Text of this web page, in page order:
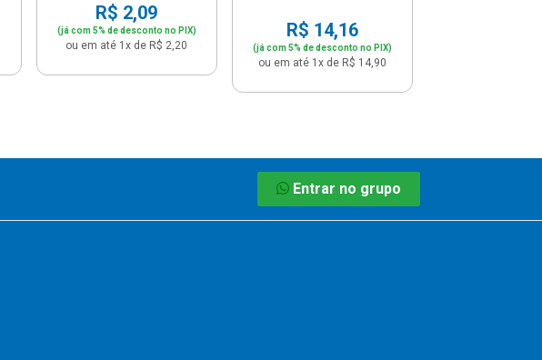
R$ 2,09
(já com 5% de desconto no PIX)
ou em até 1x de R$ 2,20
R$ 14,16
(já com 5% de desconto no PIX)
ou em até 1x de R$ 14,90
Entrar no grupo